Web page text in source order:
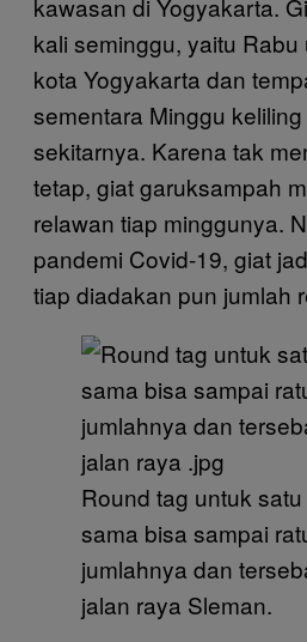
kali seminggu, yaitu
kota Yogyakarta dan
sementara Minggu
sekitarnya. Karena tak
tetap, giat garuksampah
relawan tiap minggunya.
pandemi Covid-19, giat
tiap diadakan pun jumlah
Round tag untuk
sama bisa sampai
jumlahnya dan
jalan raya Sleman.